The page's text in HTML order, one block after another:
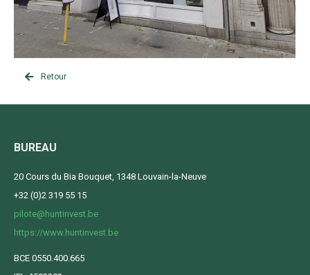
Retour
BUREAU
20 Cours du Bia Bouquet, 1348 Louvain-la-Neuve
+32 (0)2 319 55 15
pilote@huntinvest.be
https://www.huntinvest.be
BCE 0550.400.665